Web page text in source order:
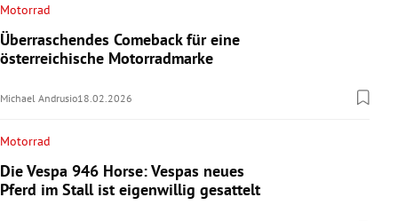
Motorrad
Überraschendes Comeback für eine
österreichische Motorradmarke
Michael Andrusio18.02.2026
Motorrad
Die Vespa 946 Horse: Vespas neues
Pferd im Stall ist eigenwillig gesattelt